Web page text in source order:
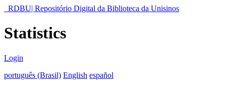
RDBU| Repositório Digital da Biblioteca da Unisinos
Statistics
Login
português (Brasil) English español